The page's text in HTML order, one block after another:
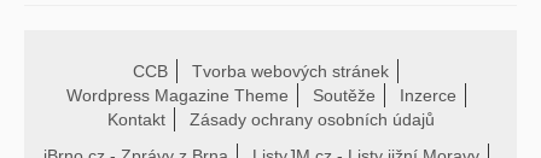
CCB
Tvorba webových stránek
Wordpress Magazine Theme
Soutěže
Inzerce
Kontakt
Zásady ochrany osobních údajů